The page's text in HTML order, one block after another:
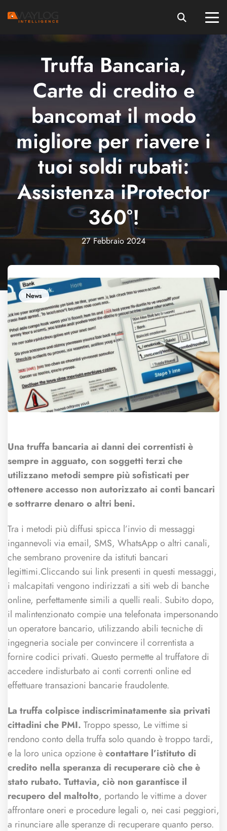
Truffa Bancaria,
Carte di credito e
bancomat il modo
migliore per riavere i
tuoi soldi rubati:
Assistenza iProtector
360°!
27 Febbraio 2024
News
Una truffa bancaria ai danni dei correntisti è
sempre in agguato, con soggetti terzi che
utilizzano metodi sempre più sofisticati per
ottenere accesso non autorizzato ai conti bancari
e sottrarre denaro o altri beni.
Tra i metodi più diffusi spicca l’invio di messaggi
ingannevoli via email, SMS, WhatsApp o altri canali,
che sembrano provenire da istituti bancari
legittimi.Cliccando sui link presenti in questi messaggi,
i malcapitati vengono indirizzati a siti web di banche
online, perfettamente simili a quelli reali. Subito dopo,
il malintenzionato compie una telefonata impersonando
un operatore bancario, utilizzando abili tecniche di
ingegneria sociale per convincere il correntista a
fornire codici privati. Questo permette al truffatore di
accedere indisturbato ai conti correnti online ed
effettuare transazioni bancarie fraudolente.
La truffa colpisce indiscriminatamente sia privati
cittadini che PMI. Troppo spesso, Le vittime si
rendono conto della truffa solo quando è troppo tardi,
e la loro unica opzione è contattare l’istituto di
credito nella speranza di recuperare ciò che è
stato rubato. Tuttavia, ciò non garantisce il
recupero del maltolto, portando le vittime a dover
affrontare oneri e procedure legali o, nei casi peggiori,
a rinunciare alle speranze di recuperare quanto perso.